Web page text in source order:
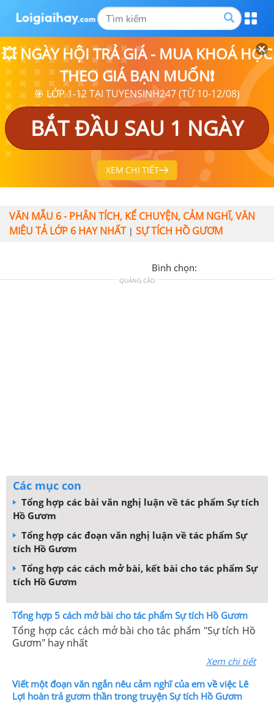
💥 NGÀY HỘI TRẢ GIÁ - MUA KHOÁ HỌC
THEO GIÁ BẠN MUỐN❗
🎯 LỚP 1-12 TẠI TUYENSINH247 (TỪ 10-12/08)
BẮT ĐẦU SAU 1 NGÀY
XEM CHI TIẾT
VĂN MẪU 6 - PHÂN TÍCH, KỂ CHUYỆN, CẢM NGHĨ, VĂN
MIÊU TẢ LỚP 6 HAY NHẤT| SỰ TÍCH HỒ GƯƠM
Bình chọn:
QUẢNG CÁO
Các mục con
Tổng hợp các bài văn nghị luận về tác phẩm Sự tích
Hồ Gươm
Tổng hợp các đoạn văn nghị luận về tác phẩm Sự
tích Hồ Gươm
Tổng hợp các cách mở bài, kết bài cho tác phẩm Sự
tích Hồ Gươm
Tổng hợp 5 cách mở bài cho tác phẩm Sự tích Hồ Gươm
Tổng hợp các cách mở bài cho tác phẩm "Sự tích Hồ
Gươm" hay nhất
Xem chi tiết
Viết một đoạn văn ngắn nêu cảm nghĩ của em về việc Lê
Lợi hoàn trả gươm thần trong truyện Sự tích Hồ Gươm